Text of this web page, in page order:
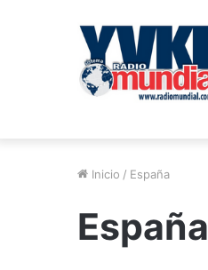
Inicio / España
España